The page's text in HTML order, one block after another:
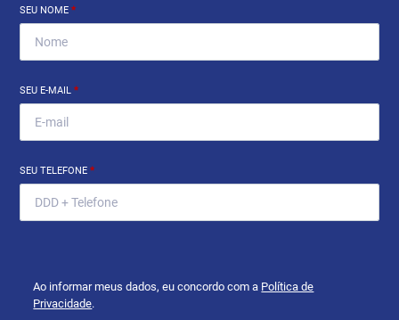
SEU NOME*
SEU E-MAIL*
SEU TELEFONE*
Ao informar meus dados, eu concordo com a Política de
Privacidade.